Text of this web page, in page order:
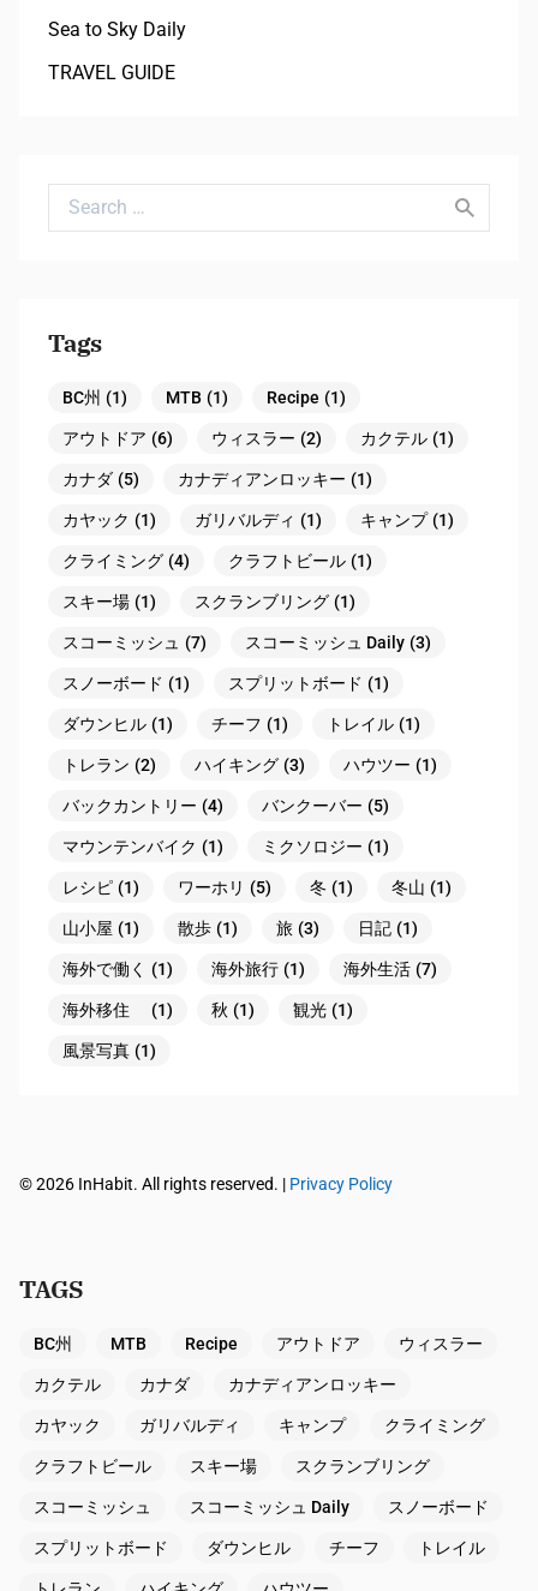
Sea to Sky Daily
TRAVEL GUIDE
Search for:
Tags
BC州 (1) MTB (1) Recipe (1)
アウトドア (6) ウィスラー (2) カクテル (1)
カナダ (5) カナディアンロッキー (1)
カヤック (1) ガリバルディ (1) キャンプ (1)
クライミング (4) クラフトビール (1)
スキー場 (1) スクランブリング (1)
スコーミッシュ (7) スコーミッシュ Daily (3)
スノーボード (1) スプリットボード (1)
ダウンヒル (1) チーフ (1) トレイル (1)
トレラン (2) ハイキング (3) ハウツー (1)
バックカントリー (4) バンクーバー (5)
マウンテンバイク (1) ミクソロジー (1)
レシピ (1) ワーホリ (5) 冬 (1) 冬山 (1)
山小屋 (1) 散歩 (1) 旅 (3) 日記 (1)
海外で働く (1) 海外旅行 (1) 海外生活 (7)
海外移住 (1) 秋 (1) 観光 (1)
風景写真 (1)
© 2026 InHabit. All rights reserved. | Privacy Policy
TAGS
BC州 MTB Recipe アウトドア ウィスラー
カクテル カナダ カナディアンロッキー
カヤック ガリバルディ キャンプ クライミング
クラフトビール スキー場 スクランブリング
スコーミッシュ スコーミッシュ Daily スノーボード
スプリットボード ダウンヒル チーフ トレイル